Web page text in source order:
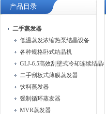
产品目录
二手蒸发器
低温蒸发浓缩热泵结晶设备
各种规格卧式结晶机
GLJ-6.5高效刮壁式冷却连续结晶机
二手刮板式薄膜蒸发器
饮料蒸发器
强制循环蒸发器
MVR蒸发器